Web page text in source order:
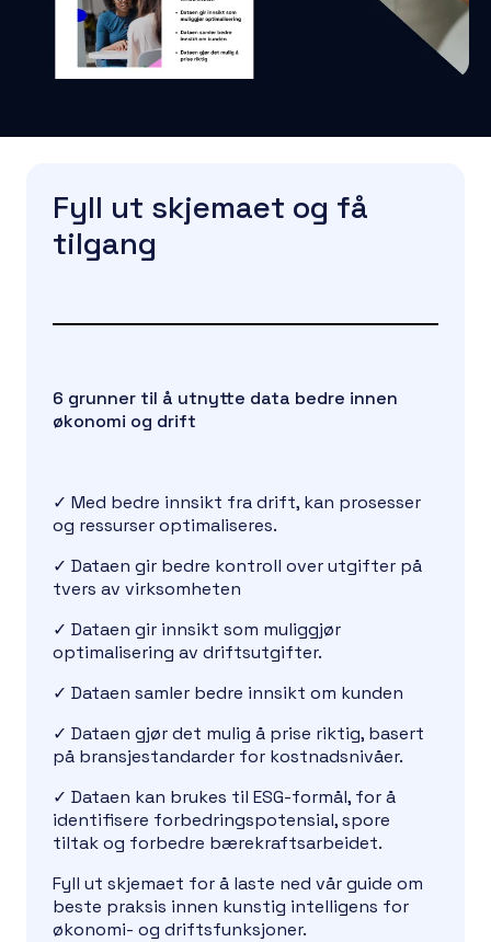
Fyll ut skjemaet og få
tilgang
6 grunner til å utnytte data bedre innen
økonomi og drift
✓ Med bedre innsikt fra drift, kan prosesser
og ressurser optimaliseres.
✓ Dataen gir bedre kontroll over utgifter på
tvers av virksomheten
✓ Dataen gir innsikt som muliggjør
optimalisering av driftsutgifter.
✓ Dataen samler bedre innsikt om kunden
✓ Dataen gjør det mulig å prise riktig, basert
på bransjestandarder for kostnadsnivåer.
✓ Dataen kan brukes til ESG-formål, for å
identifisere forbedringspotensial, spore
tiltak og forbedre bærekraftsarbeidet.
Fyll ut skjemaet for å laste ned vår guide om
beste praksis innen kunstig intelligens for
økonomi- og driftsfunksjoner.